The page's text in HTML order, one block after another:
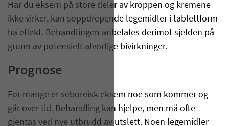
Har du eksem på store deler av kroppen og kremene
ikke virker, kan soppdrepende legemidler i tablettform
ha effekt. Behandlingen anbefales derimot sjelden på
grunn av potensielt alvorlige bivirkninger.
Prognose
For mange er seboreisk eksem noe som kommer og
går over tid. Behandling kan hjelpe, men må ofte
gjentas ved nye utbrudd av utslett. Noen legemidler